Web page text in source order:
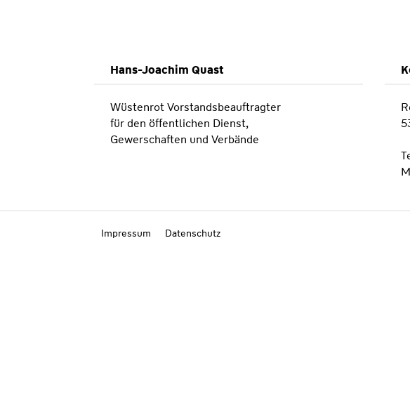
Hans-Joachim Quast
Wüstenrot Vorstandsbeauftragter
für den öffentlichen Dienst,
Gewerschaften und Verbände
Impressum Datenschutz